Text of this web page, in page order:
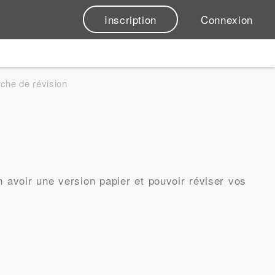
Inscription Connexion
de révision
une version papier et pouvoir réviser vos